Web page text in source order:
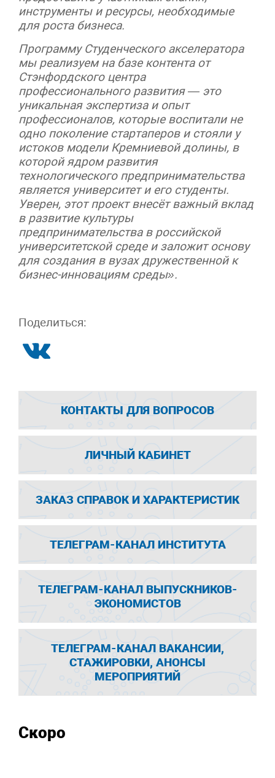
инструменты и ресурсы, необходимые
для роста бизнеса.
Программу Студенческого акселератора
мы реализуем на базе контента от
Стэнфордского центра
профессионального развития — это
уникальная экспертиза и опыт
профессионалов, которые воспитали не
одно поколение стартаперов и стояли у
истоков модели Кремниевой долины, в
которой ядром развития
технологического предпринимательства
является университет и его студенты.
Уверен, этот проект внесёт важный вклад
в развитие культуры
предпринимательства в российской
университетской среде и заложит основу
для создания в вузах дружественной к
бизнес-инновациям среды».
Поделиться:
КОНТАКТЫ ДЛЯ ВОПРОСОВ
ЛИЧНЫЙ КАБИНЕТ
ЗАКАЗ СПРАВОК И ХАРАКТЕРИСТИК
ТЕЛЕГРАМ-КАНАЛ ИНСТИТУТА
ТЕЛЕГРАМ-КАНАЛ ВЫПУСКНИКОВ-
ЭКОНОМИСТОВ
ТЕЛЕГРАМ-КАНАЛ ВАКАНСИИ,
СТАЖИРОВКИ, АНОНСЫ
МЕРОПРИЯТИЙ
Скоро